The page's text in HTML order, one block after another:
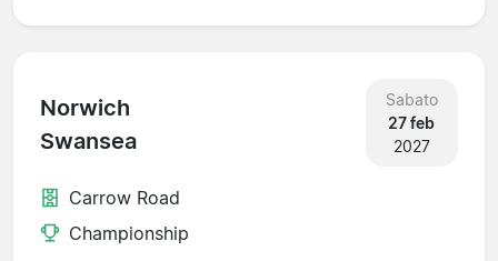
Norwich
Swansea
Sabato
27 feb
2027
Carrow Road
Championship